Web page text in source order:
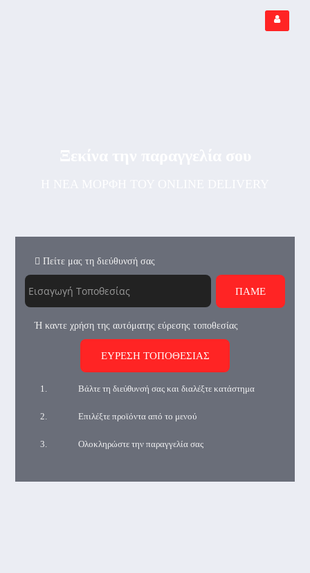
Πείτε μας τη διεύθυνσή σας
Ή καντε χρήση της αυτόματης εύρεσης τοποθεσίας
Βάλτε τη διεύθυνσή σας και διαλέξτε κατάστημα
Επιλέξτε προϊόντα από το μενού
Ολοκληρώστε την παραγγελία σας